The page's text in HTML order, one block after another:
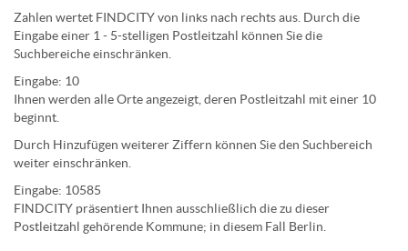
Zahlen wertet FINDCITY von links nach rechts aus. Durch die
Eingabe einer 1 - 5-stelligen Postleitzahl können Sie die
Suchbereiche einschränken.
Eingabe: 10
Ihnen werden alle Orteangezeigt, deren Postleitzahl mit einer 10
beginnt.
Durch Hinzufügen weiterer Ziffern können Sie den Suchbereich
weiter einschränken.
Eingabe: 10585
FINDCITY präsentiert Ihnen ausschließlich die zu dieser
Postleitzahl gehörende Kommune; in diesem Fall Berlin.